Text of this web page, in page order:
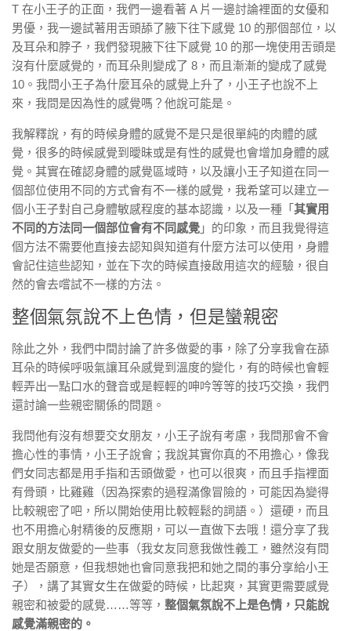
T 在小王子的正面，我們一邊看著 A 片一邊討論裡面的女優和
男優，我一邊試著用舌頭舔了腋下往下感覺 10 的那個部位，以
及耳朵和脖子，我們發現腋下往下感覺 10 的那一塊使用舌頭是
沒有什麼感覺的，而耳朵則變成了 8，而且漸漸的變成了感覺
10。我問小王子為什麼耳朵的感覺上升了，小王子也說不上
來，我問是因為性的感覺嗎？他說可能是。
我解釋說，有的時候身體的感覺不是只是很單純的肉體的感
覺，很多的時候感覺到曖昧或是有性的感覺也會增加身體的感
覺。其實在確認身體的感覺區域時，以及讓小王子知道在同一
個部位使用不同的方式會有不一樣的感覺，我希望可以建立一
個小王子對自己身體敏感程度的基本認識，以及一種「 其實用
不同的方法同一個部位會有不同感覺 」的印象，而且我覺得這
個方法不需要他直接去認知與知道有什麼方法可以使用，身體
會記住這些認知，並在下次的時候直接啟用這次的經驗，很自
然的會去嚐試不一樣的方法。
整個氣氛說不上色情，但是蠻親密
除此之外，我們中間討論了許多做愛的事，除了分享我會在舔
耳朵的時候呼吸氣讓耳朵感覺到溫度的變化，有的時候也會輕
輕弄出一點口水的聲音或是輕輕的呻吟等等的技巧交換，我們
還討論一些親密關係的問題。
我問他有沒有想要交女朋友，小王子說有考慮，我問那會不會
擔心性的事情，小王子說會；我說其實你真的不用擔心，像我
們女同志都是用手指和舌頭做愛，也可以很爽，而且手指裡面
有骨頭，比雞雞（因為探索的過程滿像冒險的，可能因為變得
比較親密了吧，所以開始使用比較輕鬆的詞語。）還硬，而且
也不用擔心射精後的反應期，可以一直做下去哦！還分享了我
跟女朋友做愛的一些事（我女友同意我做性義工，雖然沒有問
她是否願意，但我想她也會同意我把和她之間的事分享給小王
子），講了其實女生在做愛的時候，比起爽，其實更需要感覺
親密和被愛的感覺……等等， 整個氣氛說不上是色情，只能說
感覺滿親密的。